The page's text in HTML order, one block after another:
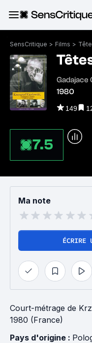
SensCritique > Films >
Gadajace
1980
149
7.5
Ma note
ÉCRIRE
Court-métrage de
1980 (France)
Pays d'origine :